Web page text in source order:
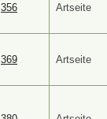
356 Artseite
369 Artseite